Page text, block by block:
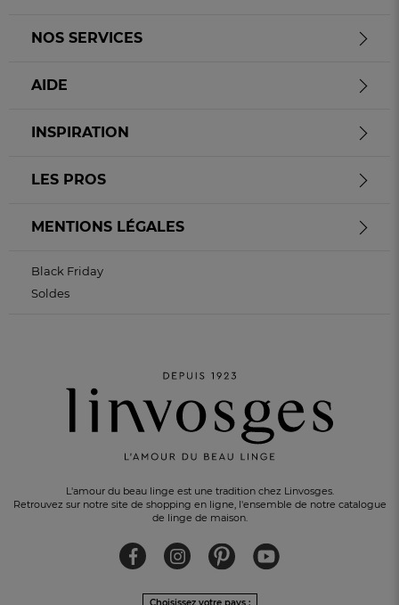
L'amour du beau linge est une tradition chez Linvosges.
Retrouvez sur notre site de shopping en ligne, l'ensemble de notre catalogue
de linge de maison.
NOS SERVICES
AIDE
INSPIRATION
LES PROS
MENTIONS LÉGALES
Black Friday
Soldes